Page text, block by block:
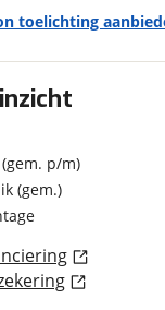
Grijs
p/m)
(gem.)
toelichting
neemt snel